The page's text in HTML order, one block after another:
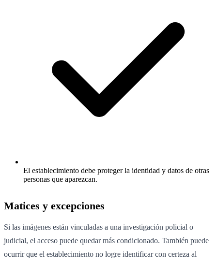
El establecimiento debe proteger la identidad y datos de otras
personas que aparezcan.
Matices y excepciones
Si las imágenes están vinculadas a una investigación policial o
judicial, el acceso puede quedar más condicionado. También puede
ocurrir que el establecimiento no logre identificar con certeza al